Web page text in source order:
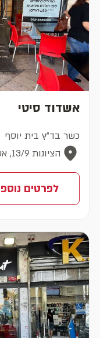
אשדוד סיטי
כשר בד"ץ בית יוסף
הציונות 13/9, אשדוד
לפרטים